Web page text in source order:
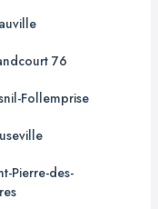
76
Follemprise
Pierre-des-